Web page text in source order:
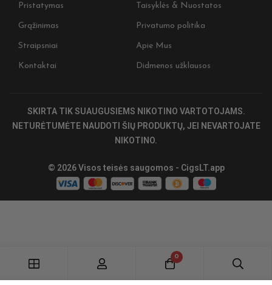
Pristatymas Taisyklės & Nuostatos
Grąžinimas Privatumo politika
Straipsniai Apie Mus
Kontaktai Didmenos užklausos
SKIRTA TIK SUAUGUSIEMS NIKOTINO VARTOTOJAMS.
NETURĖTUMĖTE NAUDOTI ŠIŲ PRODUKTŲ, JEI NEVARTOJATE
NIKOTINO.
© 2026 Visos teisės saugomos - CigsLT.app
0
ir gaukite išskirtinius
naujienas 🎉
pirkiniui, ankstyvą prieigą prie
specialius CIGSLT pasiūlymus. ​
Nepraleiskite. Tamsioji pusė